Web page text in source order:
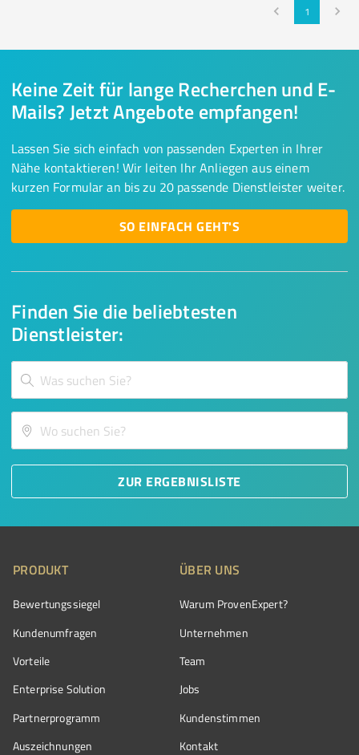
1
Finden Sie die beliebtesten
Dienstleister:
ZUR ERGEBNISLISTE
Keine Zeit für lange Recherchen und E-
Mails? Jetzt Angebote empfangen!
Lassen Sie sich einfach von passenden Experten in Ihrer
Nähe kontaktieren! Wir leiten Ihr Anliegen aus einem
kurzen Formular an bis zu 20 passende Dienstleister weiter.
SO EINFACH GEHT'S
PRODUKT
Bewertungssiegel
Kundenumfragen
Vorteile
Enterprise Solution
Partnerprogramm
Auszeichnungen
ÜBER UNS
Warum ProvenExpert?
Unternehmen
Team
Jobs
Kundenstimmen
Kontakt